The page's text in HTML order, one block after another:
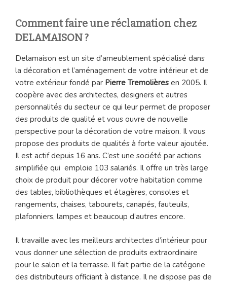
Comment faire une réclamation chez
DELAMAISON ?
Delamaison est un site d’ameublement spécialisé dans
la décoration et l’aménagement de votre intérieur et de
votre extérieur fondé par Pierre Tremolières en 2005. Il
coopère avec des architectes, designers et autres
personnalités du secteur ce qui leur permet de proposer
des produits de qualité et vous ouvre de nouvelle
perspective pour la décoration de votre maison. Il vous
propose des produits de qualités à forte valeur ajoutée.
Il est actif depuis 16 ans. C’est une société par actions
simplifiée qui emploie 103 salariés. Il offre un très large
choix de produit pour décorer votre habitation comme
des tables, bibliothèques et étagères, consoles et
rangements, chaises, tabourets, canapés, fauteuils,
plafonniers, lampes et beaucoup d’autres encore.
Il travaille avec les meilleurs architectes d’intérieur pour
vous donner une sélection de produits extraordinaire
pour le salon et la terrasse. Il fait partie de la catégorie
des distributeurs officiant à distance. Il ne dispose pas de